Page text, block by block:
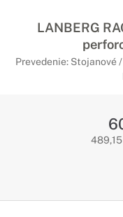
LANBERG
Prevedenie: Stojanové
489,15